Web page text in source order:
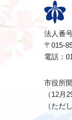
法人番
〒015-
電話：
市役所
（12月
（ただ